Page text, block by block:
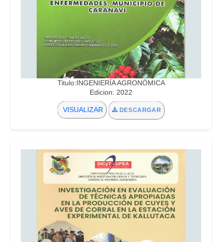
Titulo:INGENIERÍA AGRONÓMICA
Edicion: 2022
VISUALIZAR DESCARGAR